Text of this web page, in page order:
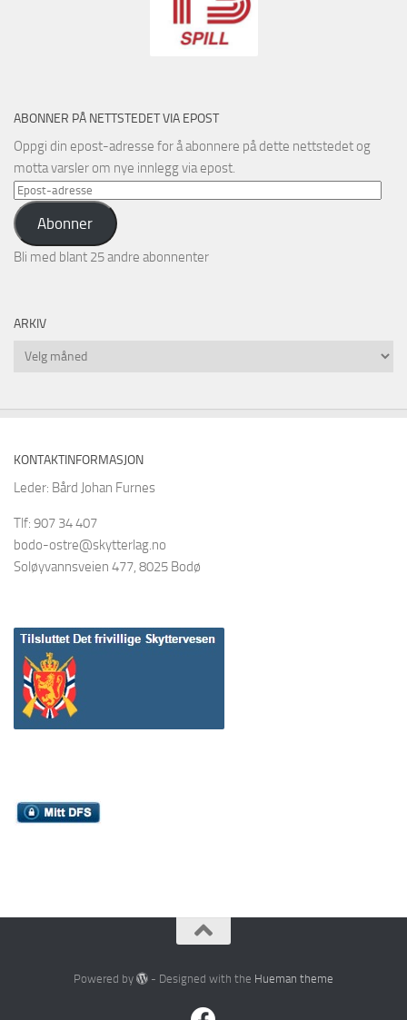
ABONNER PÅ NETTSTEDET VIA EPOST
Oppgi din epost-adresse for å abonnere på dette nettstedet og
motta varsler om nye innlegg via epost.
Epost-
adresse
Abonner
Bli med blant 25 andre abonnenter
ARKIV
Arkiv
KONTAKTINFORMASJON
Leder: Bård Johan Furnes
Tlf: 907 34 407
bodo-ostre@skytterlag.no
Soløyvannsveien 477, 8025 Bodø
Powered by - Designed with the Hueman theme